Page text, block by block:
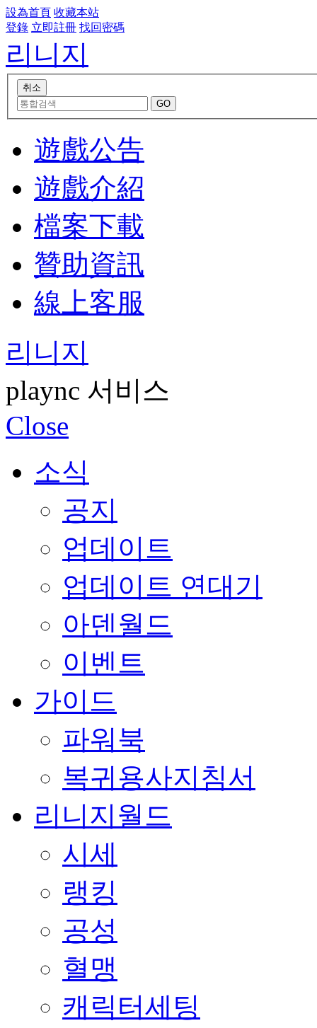
設為首頁 收藏本站
登錄 立即註冊 找回密碼
리니지
遊戲公告
遊戲介紹
檔案下載
贊助資訊
線上客服
리니지
plaync 서비스
Close
소식
공지
업데이트
업데이트 연대기
아덴월드
이벤트
가이드
파워북
복귀용사지침서
리니지월드
시세
랭킹
공성
혈맹
캐릭터세팅